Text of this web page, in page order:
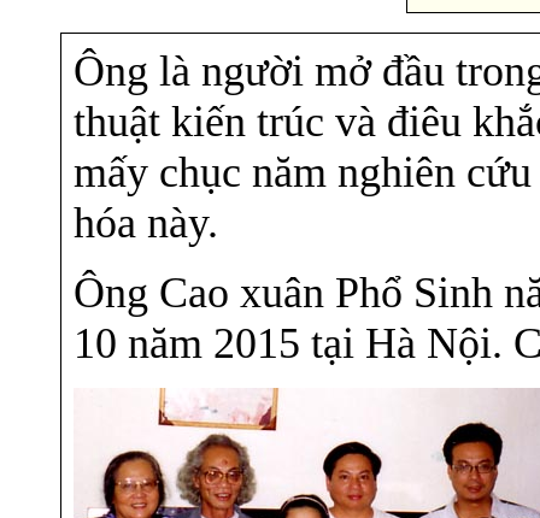
Ông là người mở đầu
thuật kiến trúc và điêu
mấy chục năm nghiên
hóa này.
Ông Cao xuân Phổ Sinh
10 năm 2015 tại Hà Nội.